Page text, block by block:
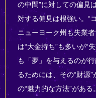
の中間”に対しての偏見
対する偏見は根強い。“
ニューヨーク州も失業
は“大金持ち”も多いが“
も「夢」を与えるのが
るためには、その“財源
の“魅力的な方法”があ